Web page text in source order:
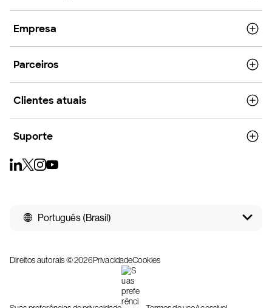
Empresa
Parceiros
Clientes atuais
Suporte
Português (Brasil)
Direitos autorais © 2026PrivacidadeCookies